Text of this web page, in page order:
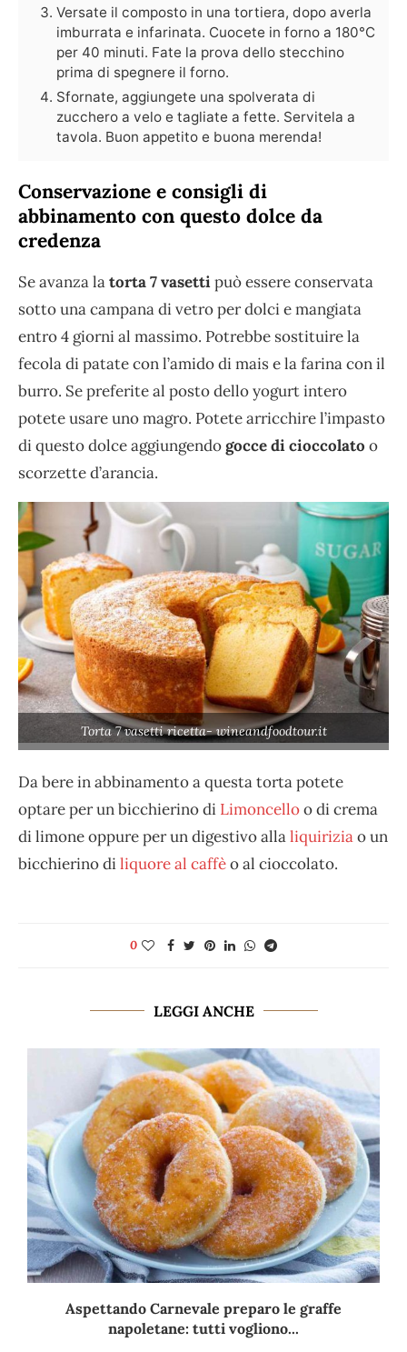
Versate il composto in una tortiera, dopo averla
imburrata e infarinata. Cuocete in forno a 180°C
per 40 minuti. Fate la prova dello stecchino
prima di spegnere il forno.
Sfornate, aggiungete una spolverata di
zucchero a velo e tagliate a fette. Servitela a
tavola. Buon appetito e buona merenda!
Conservazione e consigli di
abbinamento con questo dolce da
credenza
Se avanza latorta 7 vasettipuò essere conservata
sotto una campana di vetro per dolci e mangiata
entro 4 giorni al massimo. Potrebbe sostituire la
fecola di patate con l’amido di mais e la farina con il
burro. Se preferite al posto dello yogurt intero
potete usare uno magro. Potete arricchire l’impasto
di questo dolce aggiungendogocce di cioccolato o
scorzette d’arancia.
Torta 7 vasetti ricetta- wineandfoodtour.it
Da bere in abbinamento a questa torta potete
optare per un bicchierino di Limoncelloo di crema
di limone oppure per un digestivo allaliquiriziao un
bicchierino diliquore al caffèo al cioccolato.
0
LEGGI ANCHE
Aspettando Carnevale preparo le graffe
napoletane: tutti vogliono...